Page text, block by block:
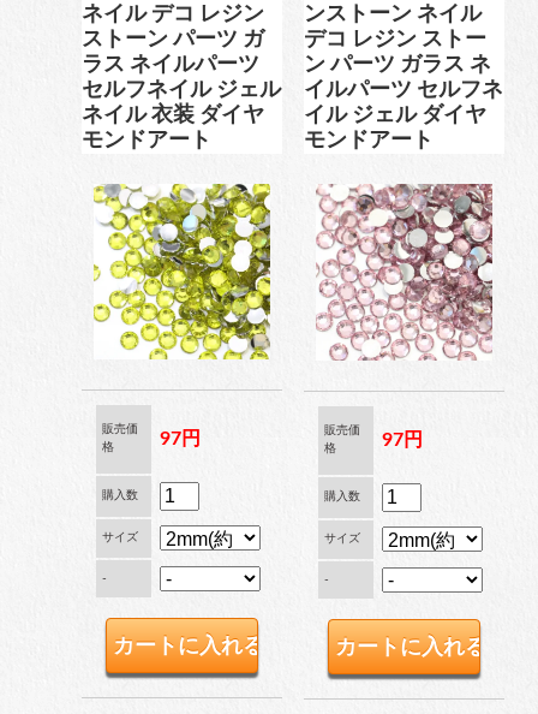
ネイル デコ レジン
ストーン パーツ ガ
ラス ネイルパーツ
セルフネイル ジェル
ネイル 衣装 ダイヤ
モンドアート
販売価
格
97円
購入数
サイズ
-
ンストーン ネイル
デコ レジン ストー
ン パーツ ガラス ネ
イルパーツ セルフネ
イル ジェル ダイヤ
モンドアート
販売価
格
97円
購入数
サイズ
-